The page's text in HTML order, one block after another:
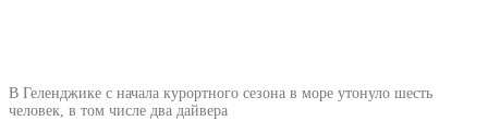
В Геленджике с начала курортного сезона в море утонуло шесть
человек, в том числе два дайвера